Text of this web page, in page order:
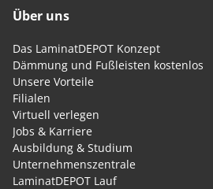
Über uns
Das LaminatDEPOT Konzept
Dämmung und Fußleisten kostenlos
Unsere Vorteile
Filialen
Virtuell verlegen
Jobs & Karriere
Ausbildung & Studium
Unternehmenszentrale
LaminatDEPOT Lauf